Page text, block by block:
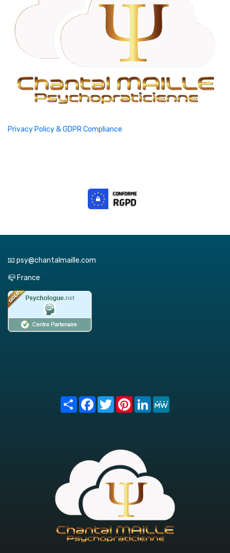
Privacy Policy & GDPR Compliance
📧 psy@chantalmaille.com
📪 France
Share FacebookTwitterPinterest
LinkedIn